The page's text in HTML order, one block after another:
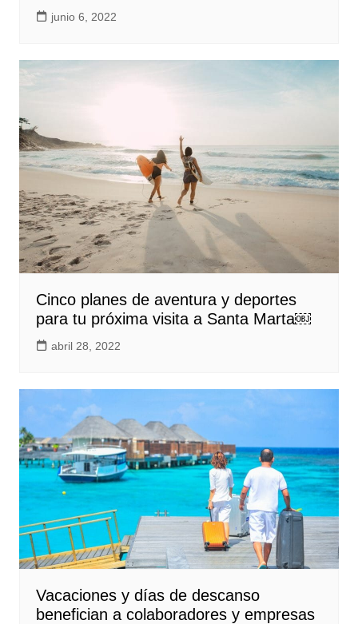
junio 6, 2022
Cinco planes de aventura y deportes
para tu próxima visita a Santa Marta￼
abril 28, 2022
Vacaciones y días de descanso
benefician a colaboradores y empresas